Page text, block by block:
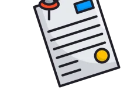
Del 23 al 26
Parroquia, con
han embarcado